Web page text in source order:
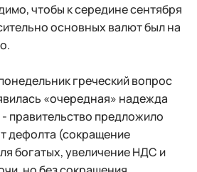
чтобы к середине сентября
основных валют был на
греческий вопрос
«очередная» надежда
правительство предложило
дефолта (сокращение
богатых, увеличение НДС и